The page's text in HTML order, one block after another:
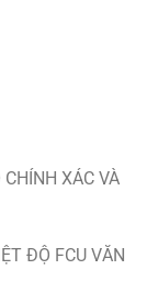
XÁC VÀ
ĐỘ FCU VĂN